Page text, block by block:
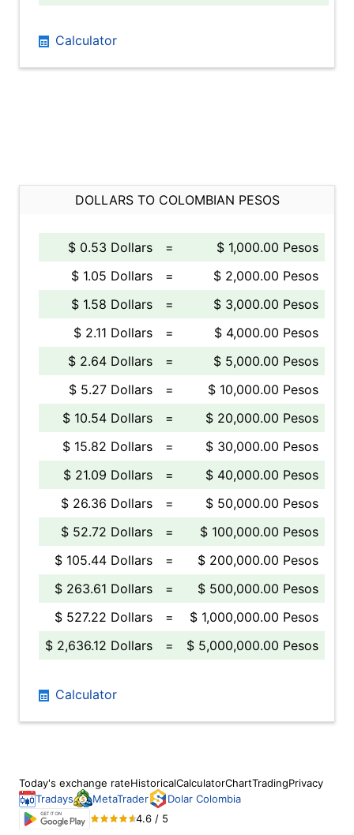
Calculator
DOLLARS TO COLOMBIAN PESOS
$ 0.53 Dollars =
$ 1,000.00 Pesos
$ 1.05 Dollars
=
$ 2,000.00 Pesos
$ 1.58 Dollars
=
$ 3,000.00 Pesos
$ 2.11 Dollars
=
$ 4,000.00 Pesos
$ 2.64 Dollars
=
$ 5,000.00 Pesos
$ 5.27 Dollars
=
$ 10,000.00 Pesos
$ 10.54 Dollars
=
$ 20,000.00 Pesos
$ 15.82 Dollars
=
$ 30,000.00 Pesos
$ 21.09 Dollars
=
$ 40,000.00 Pesos
$ 26.36 Dollars
=
$ 50,000.00 Pesos
$ 52.72 Dollars
=
$ 100,000.00 Pesos
$ 105.44 Dollars
=
$ 200,000.00 Pesos
$ 263.61 Dollars
=
$ 500,000.00 Pesos
$ 527.22 Dollars
=
$ 1,000,000.00 Pesos
$ 2,636.12 Dollars
= $ 5,000,000.00 Pesos
Calculator
Today's exchange rateHistoricalCalculatorChartTradingPrivacy
Tradays
MetaTrader
Dolar Colombia
4.6 / 5